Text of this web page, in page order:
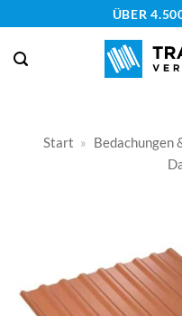
springen
ÜBER
Start » Bedachungen